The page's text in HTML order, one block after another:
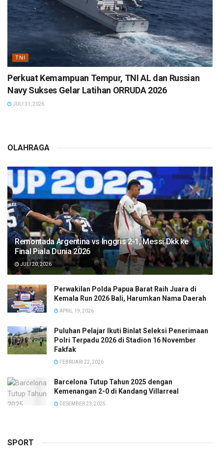
TNI
Perkuat Kemampuan Tempur, TNI AL dan Russian
Navy Sukses Gelar Latihan ORRUDA 2026
JULI 31, 2026
OLAHRAGA
Remontada Argentina vs Inggris 2-1, Messi Dkk ke
Final Piala Dunia 2026
JULI 20, 2026
Perwakilan Polda Papua Barat Raih Juara di
Kemala Run 2026 Bali, Harumkan Nama Daerah
APRIL 19, 2026
Puluhan Pelajar Ikuti Binlat Seleksi Penerimaan
Polri Terpadu 2026 di Stadion 16 November
Fakfak
FEBRUARI 22, 2026
Barcelona Tutup Tahun 2025 dengan
Kemenangan 2-0 di Kandang Villarreal
DESEMBER 23, 2025
SPORT